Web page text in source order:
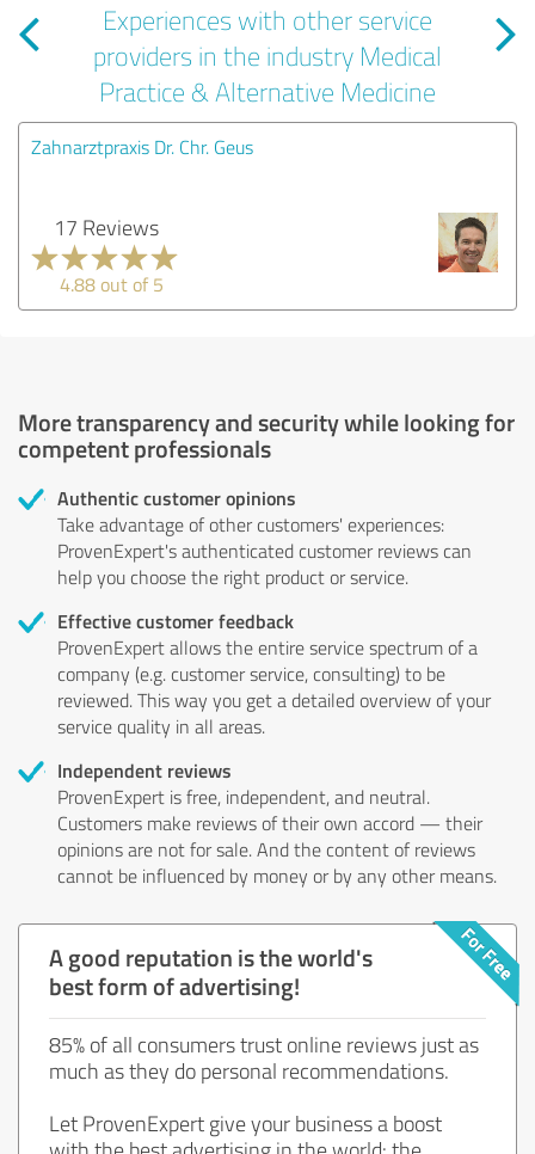
Experiences with other service
providers in the industry Medical
Practice & Alternative Medicine
Zahnarztpraxis Dr. Chr. Geus
17 Reviews
4.88 out of 5
More transparency and security while looking for
competent professionals
Authentic customer opinions
Take advantage of other customers' experiences:
ProvenExpert's authenticated customer reviews can
help you choose the right product or service.
Effective customer feedback
ProvenExpert allows the entire service spectrum of a
company (e.g. customer service, consulting) to be
reviewed. This way you get a detailed overview of your
service quality in all areas.
Independent reviews
ProvenExpert is free, independent, and neutral.
Customers make reviews of their own accord — their
opinions are not for sale. And the content of reviews
cannot be influenced by money or by any other means.
A good reputation is the world's
best form of advertising!
85% of all consumers trust online reviews just as
much as they do personal recommendations.
Let ProvenExpert give your business a boost